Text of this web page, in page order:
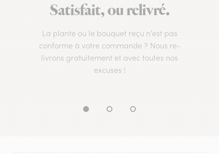
Satisfait, ou relivré.
La plante ou le bouquet reçu n’est pas
conforme à votre commande ? Nous re-
livrons gratuitement et avec toutes nos
excuses !